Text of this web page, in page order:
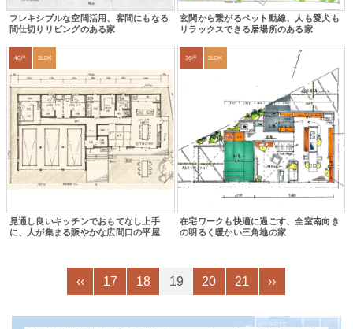
フレキシブルな空間活用、客間にもなる
間仕切りリビングのある家
玄関から繋がるペット動線、人も愛犬も
リラックスできる居場所のある家
40坪 3LDK
見通し良いキッチンでおもてなし上手
に、人が集まる賑やかな広間口の平屋
36坪 3LDK
在宅ワークも快適に過ごす、全室南向き
の明るく暖かい三角地の家
‹‹ 17 18 19 20 21 ››